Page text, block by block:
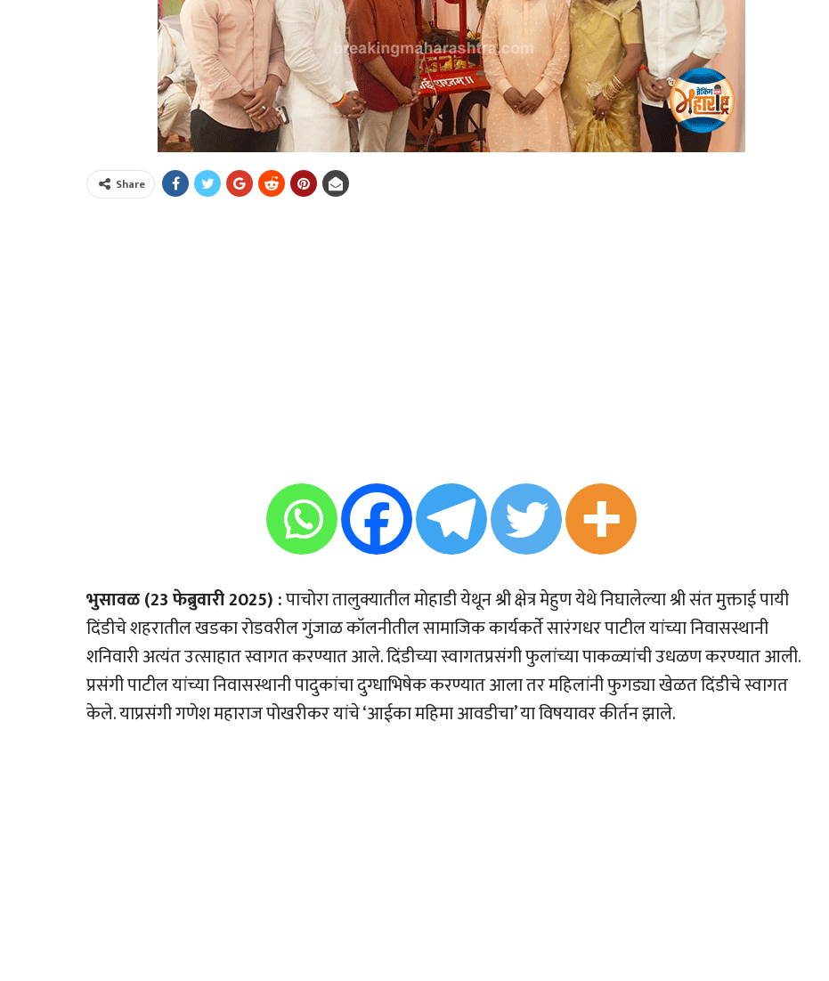
Share
भुसावळ (23 फेब्रुवारी 2025) :पाचोरा तालुक्यातील मोहाडी येथून श्री क्षेत्र मेहुण येथे निघालेल्या श्री संत मुक्ताई पायी
दिंडीचे शहरातील खडका रोडवरील गुंजाळ कॉलनीतील सामाजिक कार्यकर्ते सारंगधर पाटील यांच्या निवासस्थानी
शनिवारी अत्यंत उत्साहात स्वागत करण्यात आले. दिंडीच्या स्वागतप्रसंगी फुलांच्या पाकळ्यांची उधळण करण्यात आली.
प्रसंगी पाटील यांच्या निवासस्थानी पादुकांचा दुग्धाभिषेक करण्यात आला तर महिलांनी फुगड्या खेळत दिंडीचे स्वागत
केले. याप्रसंगी गणेश महाराज पोखरीकर यांचे ‘आईका महिमा आवडीचा’ या विषयावर कीर्तन झाले.